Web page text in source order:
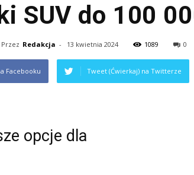
SUV do 100
Przez Redakcja - 13 kwietnia 2024 1089 0
Facebooku Tweet (Ćwierkaj) na Twitterze
opcje dla